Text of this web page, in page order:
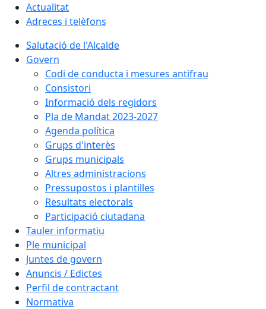
Actualitat
Adreces i telèfons
Salutació de l'Alcalde
Govern
Codi de conducta i mesures antifrau
Consistori
Informació dels regidors
Pla de Mandat 2023-2027
Agenda política
Grups d'interès
Grups municipals
Altres administracions
Pressupostos i plantilles
Resultats electorals
Participació ciutadana
Tauler informatiu
Ple municipal
Juntes de govern
Anuncis / Edictes
Perfil de contractant
Normativa